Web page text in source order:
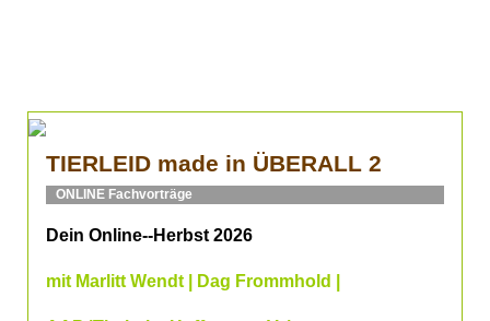
TIERLEID made in ÜBERALL 2
ONLINE Fachvorträge
Dein Online--Herbst 2026
mit Marlitt Wendt | Dag Frommhold |